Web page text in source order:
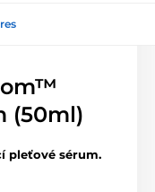
(50ml)
pleťové sérum.